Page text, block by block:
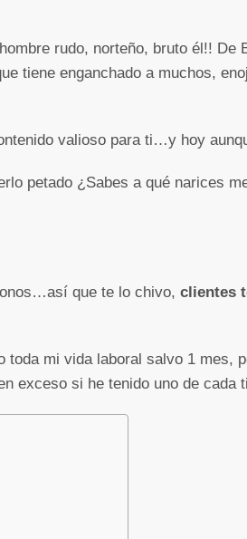
rudo, norteño, bruto él!! De
tiene enganchado a muchos,
valioso para ti…y hoy
petado ¿Sabes a qué narices
que te lo chivo, clientes
toda mi vida laboral salvo 1 mes,
exceso si he tenido uno de cada